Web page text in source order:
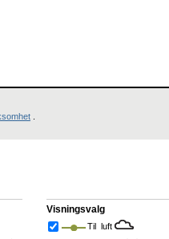
Visningsvalg
Til luft